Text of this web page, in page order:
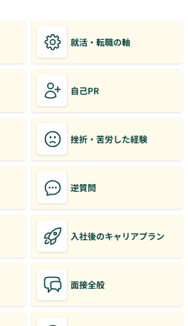
就活・転職の軸
自己PR
挫折・苦労した経験
逆質問
入社後のキャリアプラン
面接全般